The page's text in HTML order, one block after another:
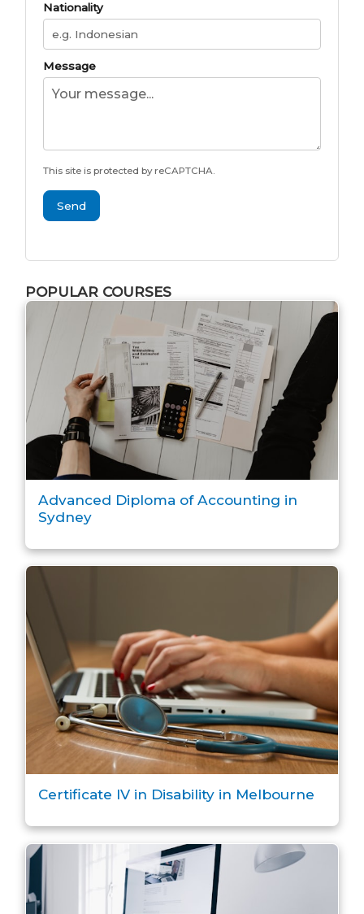
Nationality
Message
This site is protected by reCAPTCHA.
Send
POPULAR COURSES
Advanced Diploma of Accounting in
Sydney
Certificate IV in Disability in Melbourne